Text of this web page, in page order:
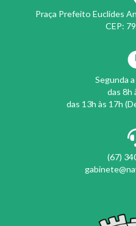
Praça Prefeito Euclides
CEP:
Segunda
das 8h
das 13h às 17h
(67)